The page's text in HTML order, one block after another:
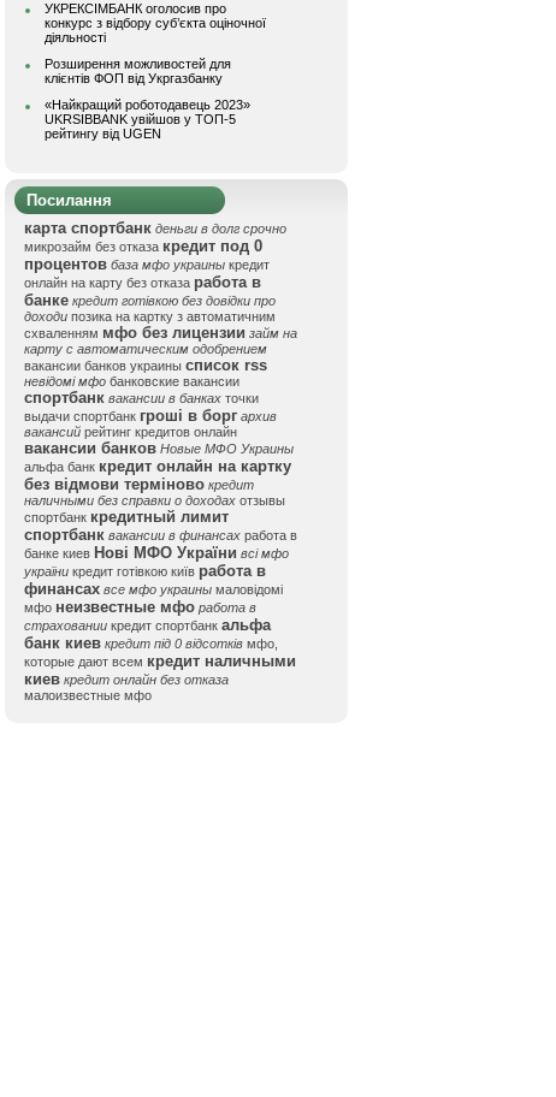
УКРЕКСІМБАНК оголосив про
конкурс з відбору суб’єкта оціночної
діяльності
Розширення можливостей для
клієнтів ФОП від Укргазбанку
«Найкращий роботодавець 2023»
UKRSIBBANK увійшов у ТОП-5
рейтингу від UGEN
Посилання
карта спортбанк деньги в долг срочно
микрозайм без отказа кредит под 0
процентов база мфо украины кредит
онлайн на карту без отказа работа в
банке кредит готівкою без довідки про
доходи позика на картку з автоматичним
схваленням мфо без лицензии займ на
карту с автоматическим одобрением
вакансии банков украины список rss
невідомі мфо банковские вакансии
спортбанк вакансии в банках точки
выдачи спортбанк гроші в борг архив
вакансий рейтинг кредитов онлайн
вакансии банков Новые МФО Украины
альфа банк кредит онлайн на картку
без відмови терміново кредит
наличными без справки о доходах отзывы
спортбанк кредитный лимит
спортбанк вакансии в финансах работа в
банке киев Нові МФО України всі мфо
україни кредит готівкою київ работа в
финансах все мфо украины маловідомі
мфо неизвестные мфо работа в
страховании кредит спортбанк альфа
банк киев кредит під 0 відсотків мфо,
которые дают всем кредит наличными
киев кредит онлайн без отказа
малоизвестные мфо